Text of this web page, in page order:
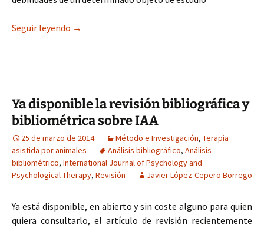
Seguir leyendo El estado actual de las intervenciones
→
Ya disponible la revisión bibliográfica y
bibliométrica sobre IAA
25 de marzo de 2014 Método e Investigación, Terapia
asistida por animales
Análisis bibliográfico, Análisis
bibliométrico, International Journal of Psychology and
Psychological Therapy, Revisión Javier López-Cepero Borrego
Ya está disponible, en abierto y sin coste alguno para quien
quiera consultarlo, el artículo de revisión recientemente